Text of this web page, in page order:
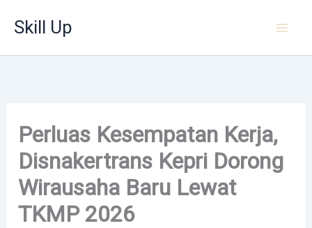
Skill Up
Perluas Kesempatan Kerja,
Disnakertrans Kepri Dorong
Wirausaha Baru Lewat
TKMP 2026